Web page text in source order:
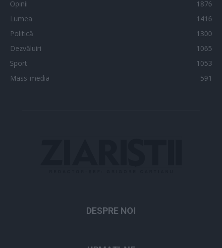
Opinii
1876
Lumea
1416
Politică
1300
Dezvăluiri
1065
Sport
1053
Mass-media
591
DESPRE NOI